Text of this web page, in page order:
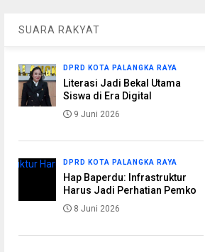
SUARA RAKYAT
DPRD KOTA PALANGKA RAYA
Literasi Jadi Bekal Utama
Siswa di Era Digital
9 Juni 2026
DPRD KOTA PALANGKA RAYA
Hap Baperdu: Infrastruktur
Harus Jadi Perhatian Pemko
8 Juni 2026